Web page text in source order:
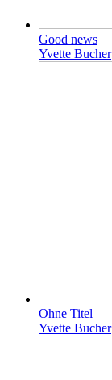
Good news
Yvette Bucher
Ohne Titel
Yvette Bucher